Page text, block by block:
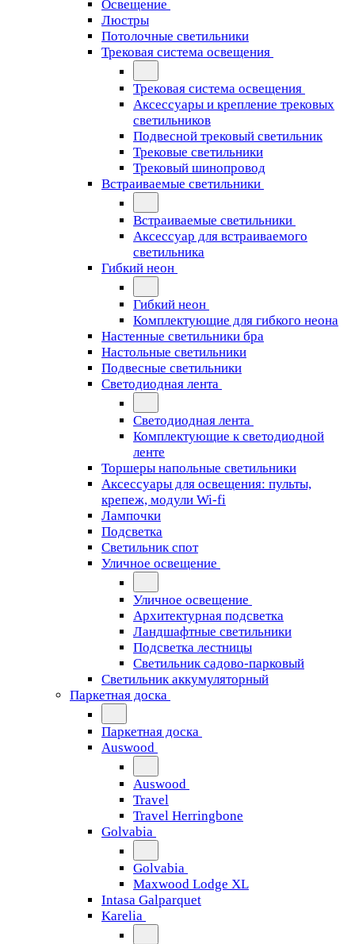
Освещение
Люстры
Потолочные светильники
Трековая система освещения
Трековая система освещения
Аксессуары и крепление трековых
светильников
Подвесной трековый светильник
Трековые светильники
Трековый шинопровод
Встраиваемые светильники
Встраиваемые светильники
Аксессуар для встраиваемого
светильника
Гибкий неон
Гибкий неон
Комплектующие для гибкого неона
Настенные светильники бра
Настольные светильники
Подвесные светильники
Светодиодная лента
Светодиодная лента
Комплектующие к светодиодной
ленте
Торшеры напольные светильники
Аксессуары для освещения: пульты,
крепеж, модули Wi-fi
Лампочки
Подсветка
Светильник спот
Уличное освещение
Уличное освещение
Архитектурная подсветка
Ландшафтные светильники
Подсветка лестницы
Светильник садово-парковый
Светильник аккумуляторный
Паркетная доска
Паркетная доска
Auswood
Auswood
Travel
Travel Herringbone
Golvabia
Golvabia
Maxwood Lodge XL
Intasa Galparquet
Karelia